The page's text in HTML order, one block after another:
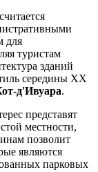
для
туристам
зданий
середины XX
д'Ивуара.
представят
местности,
позволит
являются
парковых